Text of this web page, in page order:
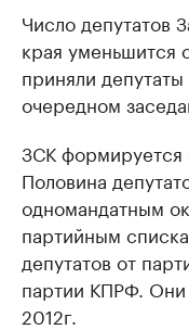
Число депутатов
края уменьшится
приняли
очередном
ЗСК формируется
Половина
одномандатным
партийным
депутатов от
партии КПРФ. Они
2012г.